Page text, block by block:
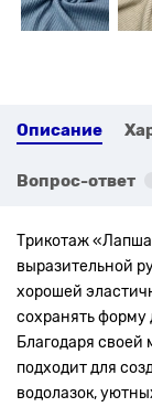
Описание
Вопрос-ответ
Трикотаж «Лапша
выразительной
хорошей
сохранять форму
Благодаря своей
подходит для
водолазок,